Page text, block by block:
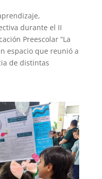
durante el II
Preescolar “La
espacio que reunió a
de distintas